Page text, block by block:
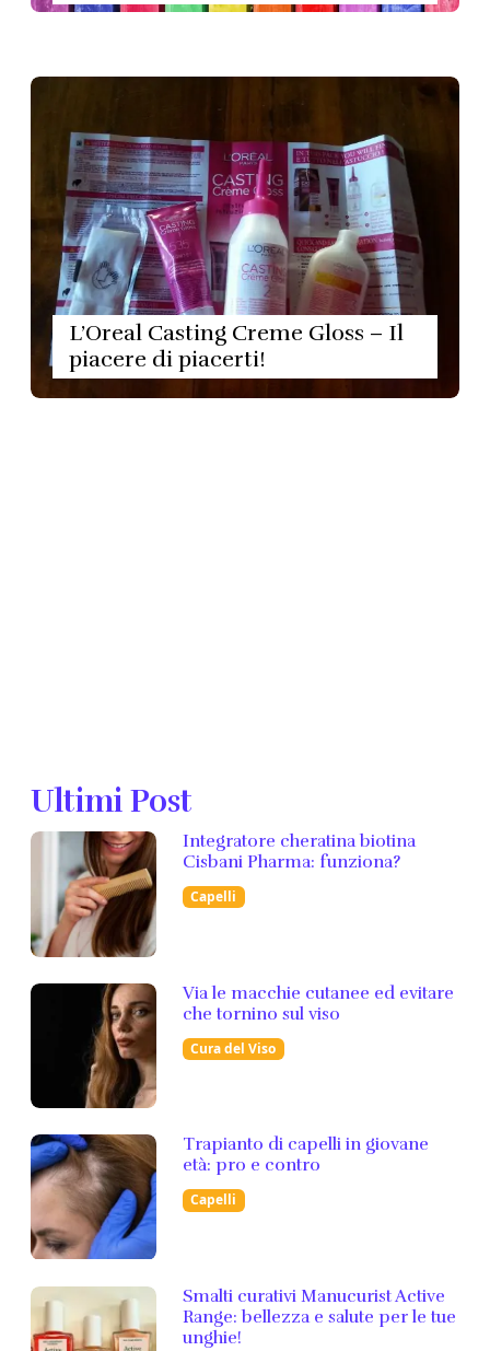
L’Oreal Casting Creme Gloss – Il
piacere di piacerti!
Ultimi Post
Integratore cheratina biotina
Cisbani Pharma: funziona?
Capelli
Via le macchie cutanee ed evitare
che tornino sul viso
Cura del Viso
Trapianto di capelli in giovane
età: pro e contro
Capelli
Smalti curativi Manucurist Active
Range: bellezza e salute per le tue
unghie!